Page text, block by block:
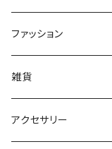
ファッション
Tシャツ
アンダーウェア
雑貨
アクセサリー